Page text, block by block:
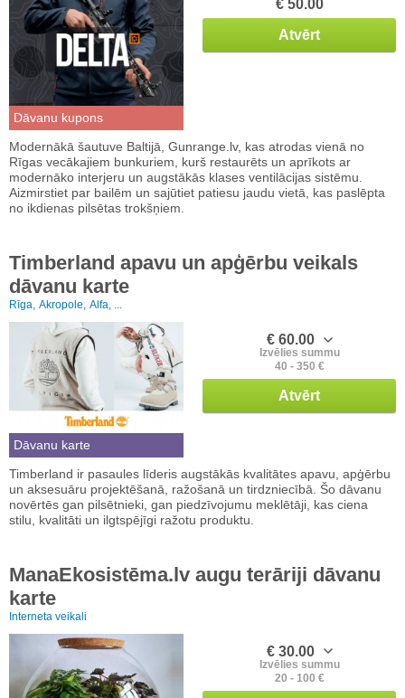
Dāvanu kupons
€ 50.00
Atvērt
Modernākā šautuve Baltijā, Gunrange.lv, kas atrodas vienā no
Rīgas vecākajiem bunkuriem, kurš restaurēts un aprīkots ar
modernāko interjeru un augstākās klases ventilācijas sistēmu.
Aizmirstiet par bailēm un sajūtiet patiesu jaudu vietā, kas paslēpta
no ikdienas pilsētas trokšņiem.
Timberland apavu un apģērbu veikals
dāvanu karte
Rīga, Akropole, Alfa, ...
Dāvanu karte
€ 60.00
Izvēlies summu
40 - 350 €
Atvērt
Timberland ir pasaules līderis augstākās kvalitātes apavu, apģērbu
un aksesuāru projektēšanā, ražošanā un tirdzniecībā. Šo dāvanu
novērtēs gan pilsētnieki, gan piedzīvojumu meklētāji, kas ciena
stilu, kvalitāti un ilgtspējīgi ražotu produktu.
ManaEkosistēma.lv augu terāriji dāvanu
karte
Interneta veikali
€ 30.00
Izvēlies summu
20 - 100 €